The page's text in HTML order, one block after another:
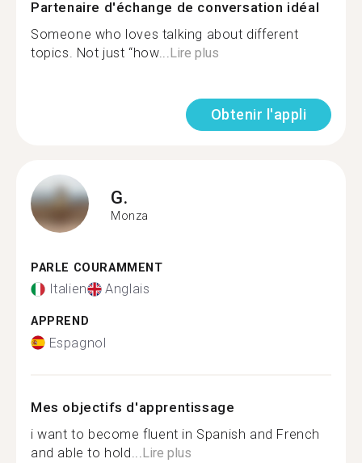
Partenaire d'échange de conversation idéal
Someone who loves talking about different
topics. Not just “how... Lire plus
Obtenir l'appli
G.
Monza
PARLE COURAMMENT
Italien Anglais
APPREND
Espagnol
Mes objectifs d'apprentissage
i want to become fluent in Spanish and French
and able to hold... Lire plus